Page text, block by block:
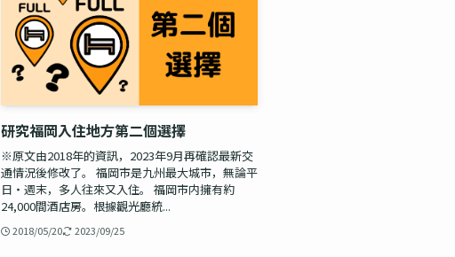
研究福岡入住地方第二個選擇
※原文由2018年的資訊，2023年9月再確認最新交
通情況後修改了。 福岡市是九州最大城市，無論平
日・週末，多人往來又入住。 福岡市内擁有約
24,000間酒店房。根據觀光廳統...
2018/05/20 2023/09/25